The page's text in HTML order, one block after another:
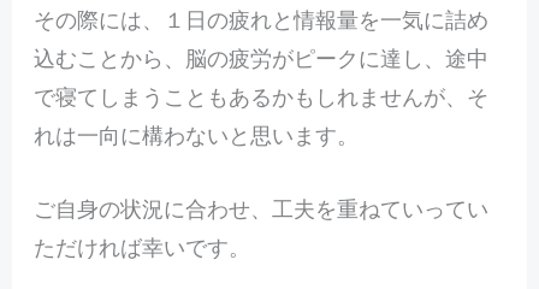
その際には、１日の疲れと情報量を一気に詰め
込むことから、脳の疲労がピークに達し、途中
で寝てしまうこともあるかもしれませんが、そ
れは一向に構わないと思います。
ご自身の状況に合わせ、工夫を重ねていってい
ただければ幸いです。